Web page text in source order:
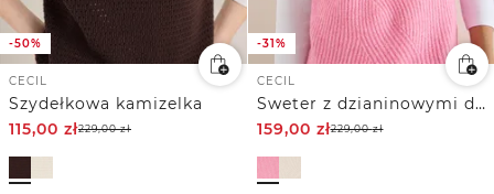
-50%
CECIL
Szydełkowa kamizelka
115,00 zł229,00zł
-31%
CECIL
Sweter z dzianinowymi detalami
159,00 zł229,00zł